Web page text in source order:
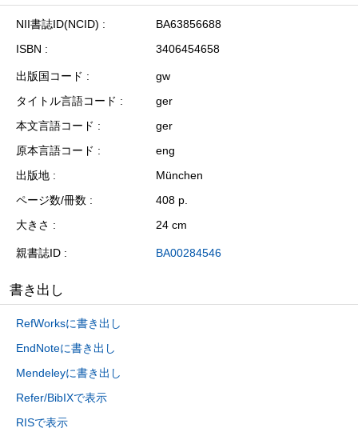
NII書誌ID(NCID)
BA63856688
ISBN
3406454658
出版国コード
gw
タイトル言語コード
ger
本文言語コード
ger
原本言語コード
eng
出版地
München
ページ数/冊数
408 p.
大きさ
24 cm
親書誌ID BA00284546
書き出し
RefWorksに書き出し
EndNoteに書き出し
Mendeleyに書き出し
Refer/BibIXで表示
RISで表示